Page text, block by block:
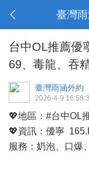
台中OL推薦優
69、毒龍、吞
臺灣雨涵外約
2026-4-9
💖地區：#台中OL
💖資訊：優寧
服務：奶泡、口爆